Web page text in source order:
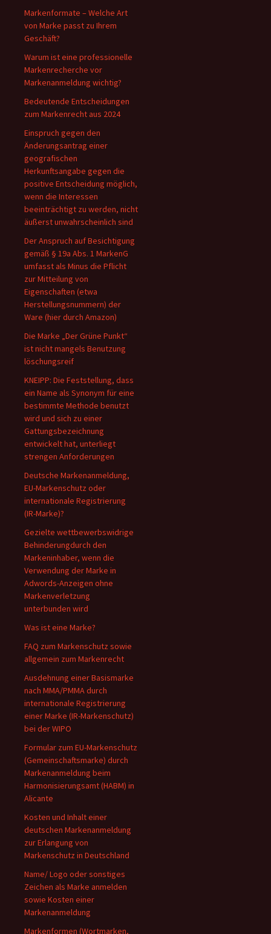
Markenformate – Welche Art
von Marke passt zu Ihrem
Geschäft?
Warum ist eine professionelle
Markenrecherche vor
Markenanmeldung wichtig?
Bedeutende Entscheidungen
zum Markenrecht aus 2024
Einspruch gegen den
Änderungsantrag einer
geografischen
Herkunftsangabe gegen die
positive Entscheidung möglich,
wenn die Interessen
beeinträchtigt zu werden, nicht
äußerst unwahrscheinlich sind
Der Anspruch auf Besichtigung
gemäß § 19a Abs. 1 MarkenG
umfasst als Minus die Pflicht
zur Mitteilung von
Eigenschaften (etwa
Herstellungsnummern) der
Ware (hier durch Amazon)
Die Marke „Der Grüne Punkt“
ist nicht mangels Benutzung
löschungsreif
KNEIPP: Die Feststellung, dass
ein Name als Synonym für eine
bestimmte Methode benutzt
wird und sich zu einer
Gattungsbezeichnung
entwickelt hat, unterliegt
strengen Anforderungen
Deutsche Markenanmeldung,
EU-Markenschutz oder
internationale Registrierung
(IR-Marke)?
Gezielte wettbewerbswidrige
Behinderungdurch den
Markeninhaber, wenn die
Verwendung der Marke in
Adwords-Anzeigen ohne
Markenverletzung
unterbunden wird
Was ist eine Marke?
FAQ zum Markenschutz sowie
allgemein zum Markenrecht
Ausdehnung einer Basismarke
nach MMA/PMMA durch
internationale Registrierung
einer Marke (IR-Markenschutz)
bei der WIPO
Formular zum EU-Markenschutz
(Gemeinschaftsmarke) durch
Markenanmeldung beim
Harmonisierungsamt (HABM) in
Alicante
Kosten und Inhalt einer
deutschen Markenanmeldung
zur Erlangung von
Markenschutz in Deutschland
Name/ Logo oder sonstiges
Zeichen als Marke anmelden
sowie Kosten einer
Markenanmeldung
Markenformen (Wortmarken,